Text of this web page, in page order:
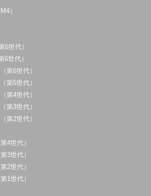
）
6世代）
6世代）
第6世代）
第5世代）
第4世代）
第3世代）
第2世代）
4世代）
3世代）
2世代）
1世代）